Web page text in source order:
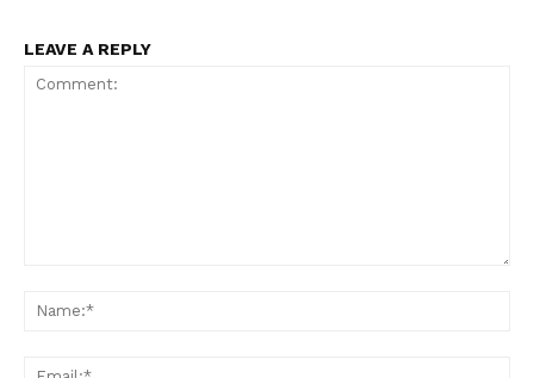
LEAVE A REPLY